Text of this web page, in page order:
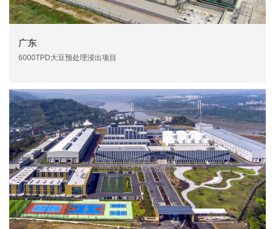
广东
6000TPD大豆预处理浸出项目